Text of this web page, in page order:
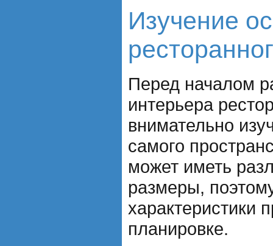
Изучение
Перед началом
интерьера
внимательно
самого
может иметь
размеры,
характеристики
планировке.